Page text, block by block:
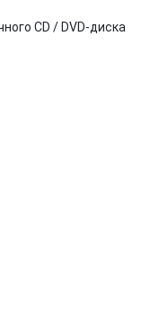
CD / DVD-диска